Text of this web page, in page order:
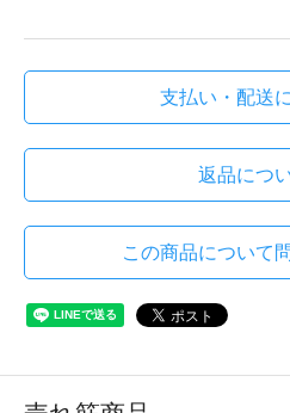
支払い・配送
返品につ
この商品について